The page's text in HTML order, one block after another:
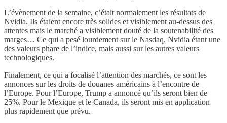
L’évènement de la semaine, c’était normalement les résultats de
Nvidia. Ils étaient encore très solides et visiblement au-dessus des
attentes mais le marché a visiblement douté de la soutenabilité des
marges… Ce qui a pesé lourdement sur le Nasdaq, Nvidia étant une
des valeurs phare de l’indice, mais aussi sur les autres valeurs
technologiques.
Finalement, ce qui a focalisé l’attention des marchés, ce sont les
annonces sur les droits de douanes américains à l’encontre de
l’Europe. Pour l’Europe, Trump a annoncé qu’ils seront bien de
25%. Pour le Mexique et le Canada, ils seront mis en application
plus rapidement que prévu.